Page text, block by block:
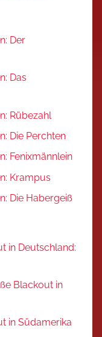
Der
Das
Rübezahl
Die Perchten
Fenixmännlein
Krampus
Die Habergeiß
in Deutschland:
Blackout in
in Südamerika